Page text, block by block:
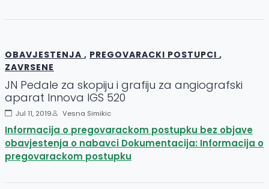
OBAVJESTENJA , PREGOVARACKI POSTUPCI ,
ZAVRSENE
JN Pedale za skopiju i grafiju za angiografski
aparat Innova IGS 520
Jul 11, 2019 Vesna Simikic
Informacija o pregovarackom postupku bez objave
obavjestenja o nabavci Dokumentacija: Informacija o
pregovarackom postupku